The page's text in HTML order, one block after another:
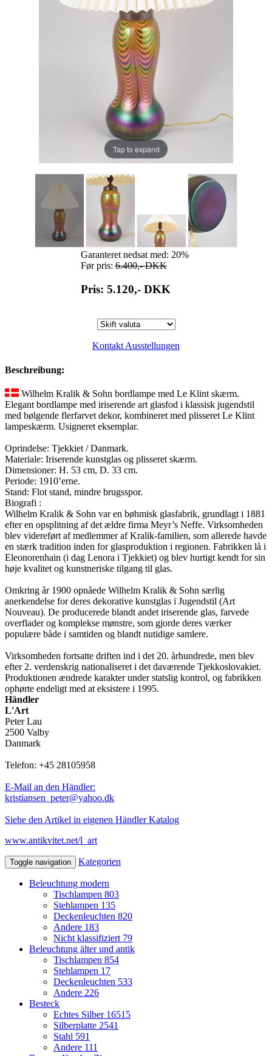
Tap to expand
Garanteret nedsat med: 20%
Før pris: 6.400,-DKK
Pris: 5.120,- DKK
Kontakt Ausstellungen
Beschreibung:
Wilhelm Kralik & Sohn bordlampe med Le Klint skærm.
Elegant bordlampe med iriserende art glasfod i klassisk jugendstil
med bølgende flerfarvet dekor, kombineret med plisseret Le Klint
lampeskærm. Usigneret eksemplar.
Oprindelse: Tjekkiet / Danmark.
Materiale: Iriserende kunstglas og plisseret skærm.
Dimensioner: H. 53 cm, D. 33 cm.
Periode: 1910’erne.
Stand: Flot stand, mindre brugsspor.
Biografi :
Wilhelm Kralik & Sohn var en bøhmisk glasfabrik, grundlagt i 1881
efter en opsplitning af det ældre firma Meyr’s Neffe. Virksomheden
blev videreført af medlemmer af Kralik-familien, som allerede havde
en stærk tradition inden for glasproduktion i regionen. Fabrikken lå i
Eleonorenhain (i dag Lenora i Tjekkiet) og blev hurtigt kendt for sin
høje kvalitet og kunstneriske tilgang til glas.
Omkring år 1900 opnåede Wilhelm Kralik & Sohn særlig
anerkendelse for deres dekorative kunstglas i Jugendstil (Art
Nouveau). De producerede blandt andet iriserende glas, farvede
overflader og komplekse mønstre, som gjorde deres værker
populære både i samtiden og blandt nutidige samlere.
Virksomheden fortsatte driften ind i det 20. århundrede, men blev
efter 2. verdenskrig nationaliseret i det daværende Tjekkoslovakiet.
Produktionen ændrede karakter under statslig kontrol, og fabrikken
ophørte endeligt med at eksistere i 1995.
Händler
L'Art
Peter Lau
2500 Valby
Danmark
Telefon: +45 28105958
E-Mail an den Händler:
kristiansen_peter@yahoo.dk
Siehe den Artikel in eigenen Händler Katalog
www.antikvitet.net/l_art
Toggle navigation Kategorien
Beleuchtung modern
Tischlampen 803
Stehlampen 135
Deckenleuchten 820
Andere 183
Nicht klassifiziert 79
Beleuchtung älter und antik
Tischlampen 854
Stehlampen 17
Deckenleuchten 533
Andere 226
Besteck
Echtes Silber 16515
Silberplatte 2541
Stahl 591
Andere 111